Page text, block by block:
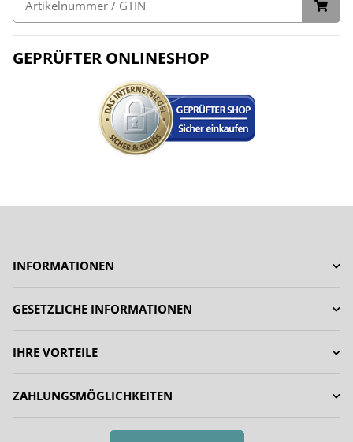
GEPRÜFTER ONLINESHOP
INFORMATIONEN
GESETZLICHE INFORMATIONEN
IHRE VORTEILE
ZAHLUNGSMÖGLICHKEITEN